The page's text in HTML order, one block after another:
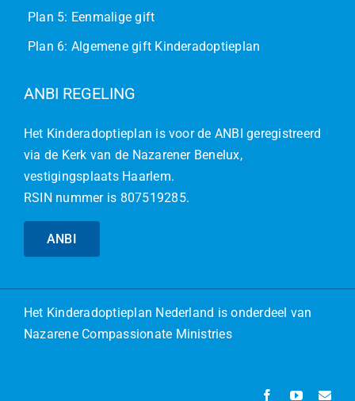
Plan 5: Eenmalige gift
Plan 6: Algemene gift Kinderadoptieplan
ANBI REGELING
Het Kinderadoptieplan is voor de ANBI geregistreerd
via de Kerk van de Nazarener Benelux,
vestigingsplaats Haarlem.
RSIN nummer is 807519285.
ANBI
Het Kinderadoptieplan Nederland is onderdeel van
Nazarene Compassionate Ministries